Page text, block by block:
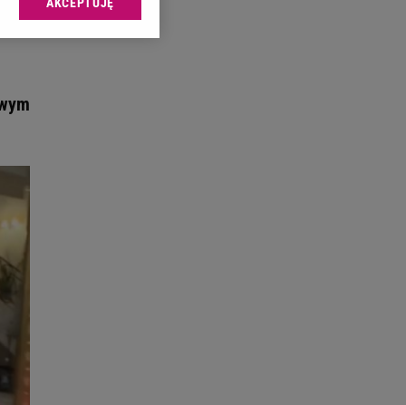
sp. z o.o., jej
Zmiana ustawień
celów identyfikacji.
reklam i treści,